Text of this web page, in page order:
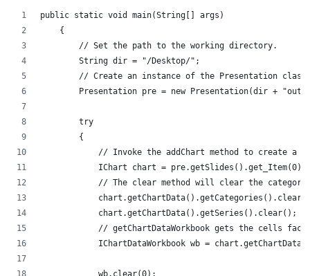
public static void main(String[] args)
    {
        // Set the path to the working directory.
        String dir = "/Desktop/";
// Create an instance of the Presentation
Presentation pre = new Presentation(dir +
        try
        {
// Invoke the addChart method to create a
IChart chart =
// The clear method will clear the
            chart.getChartData().getSeries().clear();
// getChartDataWorkbook gets the cells
IChartDataWorkbook wb =
            wb.clear(0);